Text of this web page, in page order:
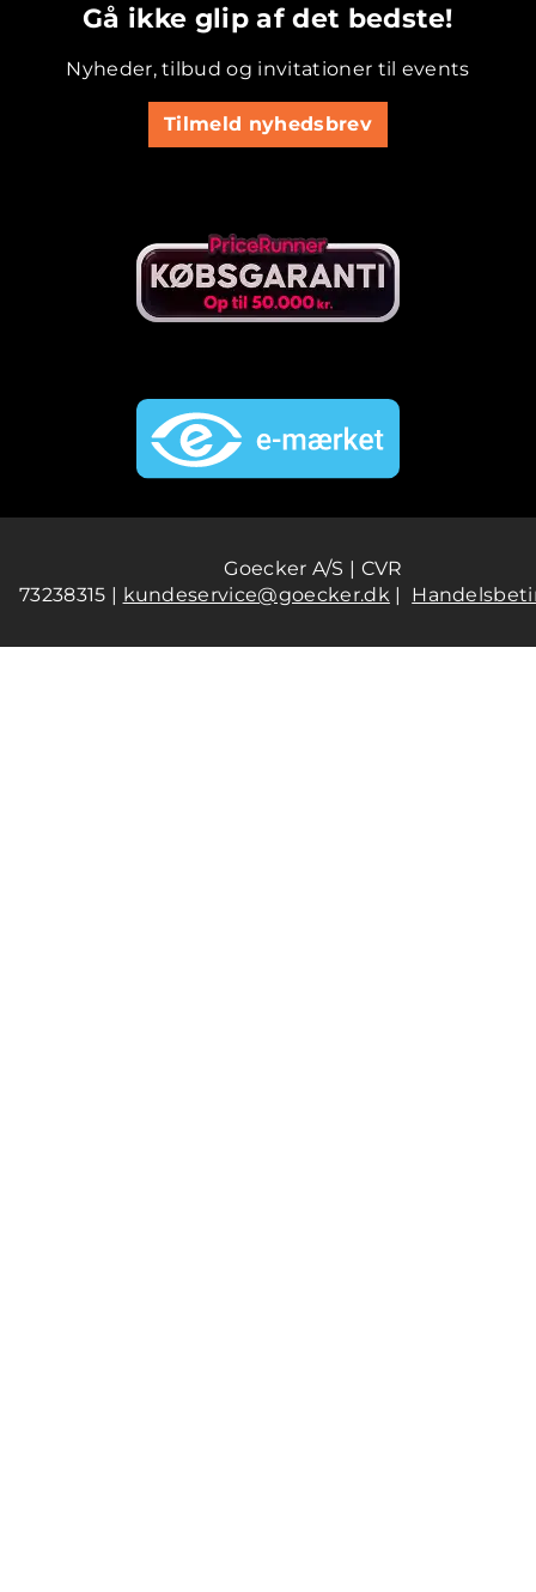
Gå ikke glip af det bedste!
Nyheder, tilbud og invitationer til events
Tilmeld nyhedsbrev
Goecker A/S | CVR
73238315 | kundeservice@goecker.dk |